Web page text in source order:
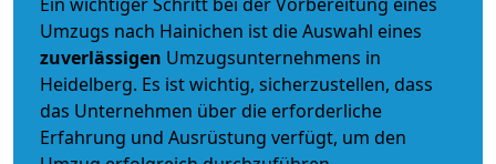
Umzugs nach Hainichen ist die Auswahl eines
zuverlässigen Umzugsunternehmens in
Heidelberg. Es ist wichtig, sicherzustellen, dass
das Unternehmen über die erforderliche
Erfahrung und Ausrüstung verfügt, um den